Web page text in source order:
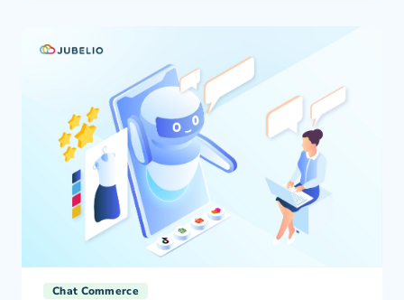
Chat Commerce